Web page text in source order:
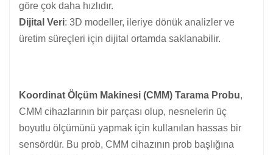
göre çok daha hızlıdır.
Dijital Veri: 3D modeller, ileriye dönük analizler ve
üretim süreçleri için dijital ortamda saklanabilir.
Koordinat Ölçüm Makinesi (CMM) Tarama Probu,
CMM cihazlarının bir parçası olup, nesnelerin üç
boyutlu ölçümünü yapmak için kullanılan hassas bir
sensördür. Bu prob, CMM cihazının prob başlığına